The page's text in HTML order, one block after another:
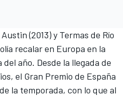
(2013) y Termas de Río
recalar en Europa en la
año. Desde la llegada de
el Gran Premio de España
la temporada, con lo que al